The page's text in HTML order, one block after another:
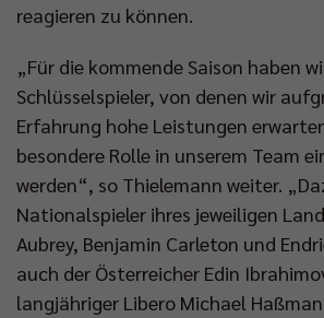
reagieren zu können.
„Für die kommende Saison haben
Schlüsselspieler, von denen wir
Erfahrung hohe Leistungen
besondere Rolle in unserem Team
werden“, so Thielemann weiter.
Nationalspieler ihres jeweiligen
Aubrey, Benjamin Carleton und
auch der Österreicher Edin
langjähriger Libero Michael